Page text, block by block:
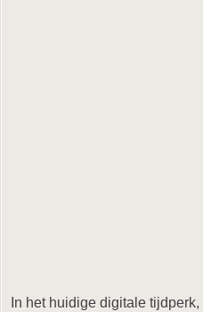
In het huidige digitale